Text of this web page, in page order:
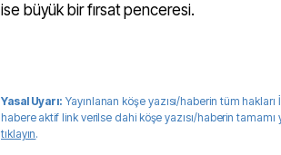
ise büyük bir fırsat penceresi.
Yasal Uyarı: Yayınlanan köşe yazısı/haberin tüm hakları
habere aktif link verilse dahi köşe yazısı/haberin
tıklayın.